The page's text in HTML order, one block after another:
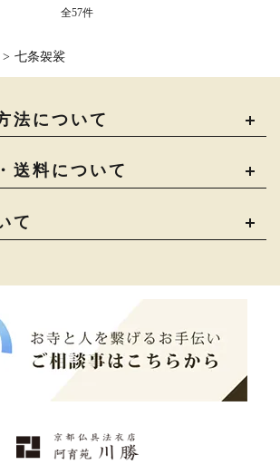
全57件
> 七条袈裟
法について
送料について
て